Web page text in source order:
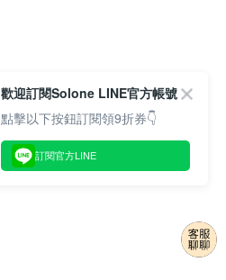
歡迎訂閱Solone LINE官方帳號
點擊以下按鈕訂閱領9折券👇
訂閱官方LINE